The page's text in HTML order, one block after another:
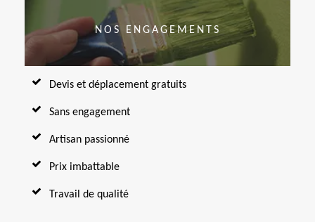
NOS ENGAGEMENTS
Devis et déplacement gratuits
Sans engagement
Artisan passionné
Prix imbattable
Travail de qualité